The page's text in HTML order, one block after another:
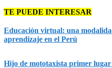
TE PUEDE INTERESAR
Educación virtual: una
aprendizaje en el Perú
Hijo de mototaxista primer lugar